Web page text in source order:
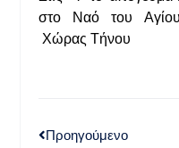
στο Ναό του
Χώρας Τήνου
Προηγούμενο